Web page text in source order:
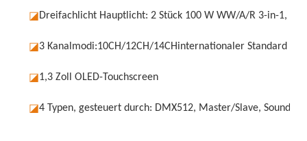
◪Dreifachlicht Hauptlicht: 2 Stück 100 W WW/A/R 3-in-1,
◪3 Kanalmodi:10CH/12CH/14CHinternationaler Standard
◪1,3 Zoll OLED-Touchscreen
◪4 Typen, gesteuert durch: DMX512, Master/Slave, Sound